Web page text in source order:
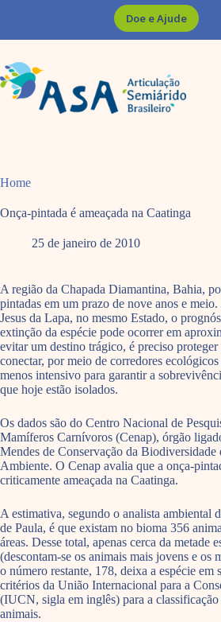
Doe e Ajude
Home
Onça-pintada é ameaçada na Caatinga
25 de janeiro de 2010
A região da Chapada Diamantina, Bahia,
pintadas em um prazo de nove anos e
Jesus da Lapa, no mesmo Estado, o
extinção da espécie pode ocorrer em
evitar um destino trágico, é preciso proteger
conectar, por meio de corredores
menos intensivo para garantir a
que hoje estão isolados.
Os dados são do Centro Nacional de
Mamíferos Carnívoros (Cenap), órgão
Mendes de Conservação da
Ambiente. O Cenap avalia que a onça-
criticamente ameaçada na Caatinga.
A estimativa, segundo o analista ambiental
de Paula, é que existam no bioma 356
áreas. Desse total, apenas cerca da metade
(descontam-se os animais mais jovens e os
o número restante, 178, deixa a espécie em
critérios da União Internacional para a
(IUCN, sigla em inglês) para a
animais.